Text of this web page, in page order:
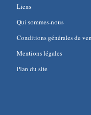
Liens
Qui sommes-nous
Conditions générales de
Mentions légales
Plan du site